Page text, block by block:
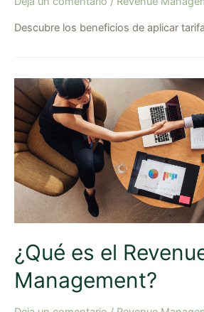
Descubre los beneficios de aplicar
¿Qué es el
Management?